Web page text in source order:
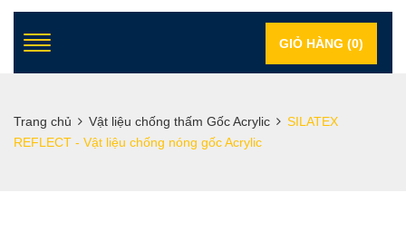
GIỎ HÀNG (0)
Trang chủ Vật liệu chống thấm Gốc Acrylic
SILATEX
REFLECT - Vật liệu chống nóng gốc Acrylic